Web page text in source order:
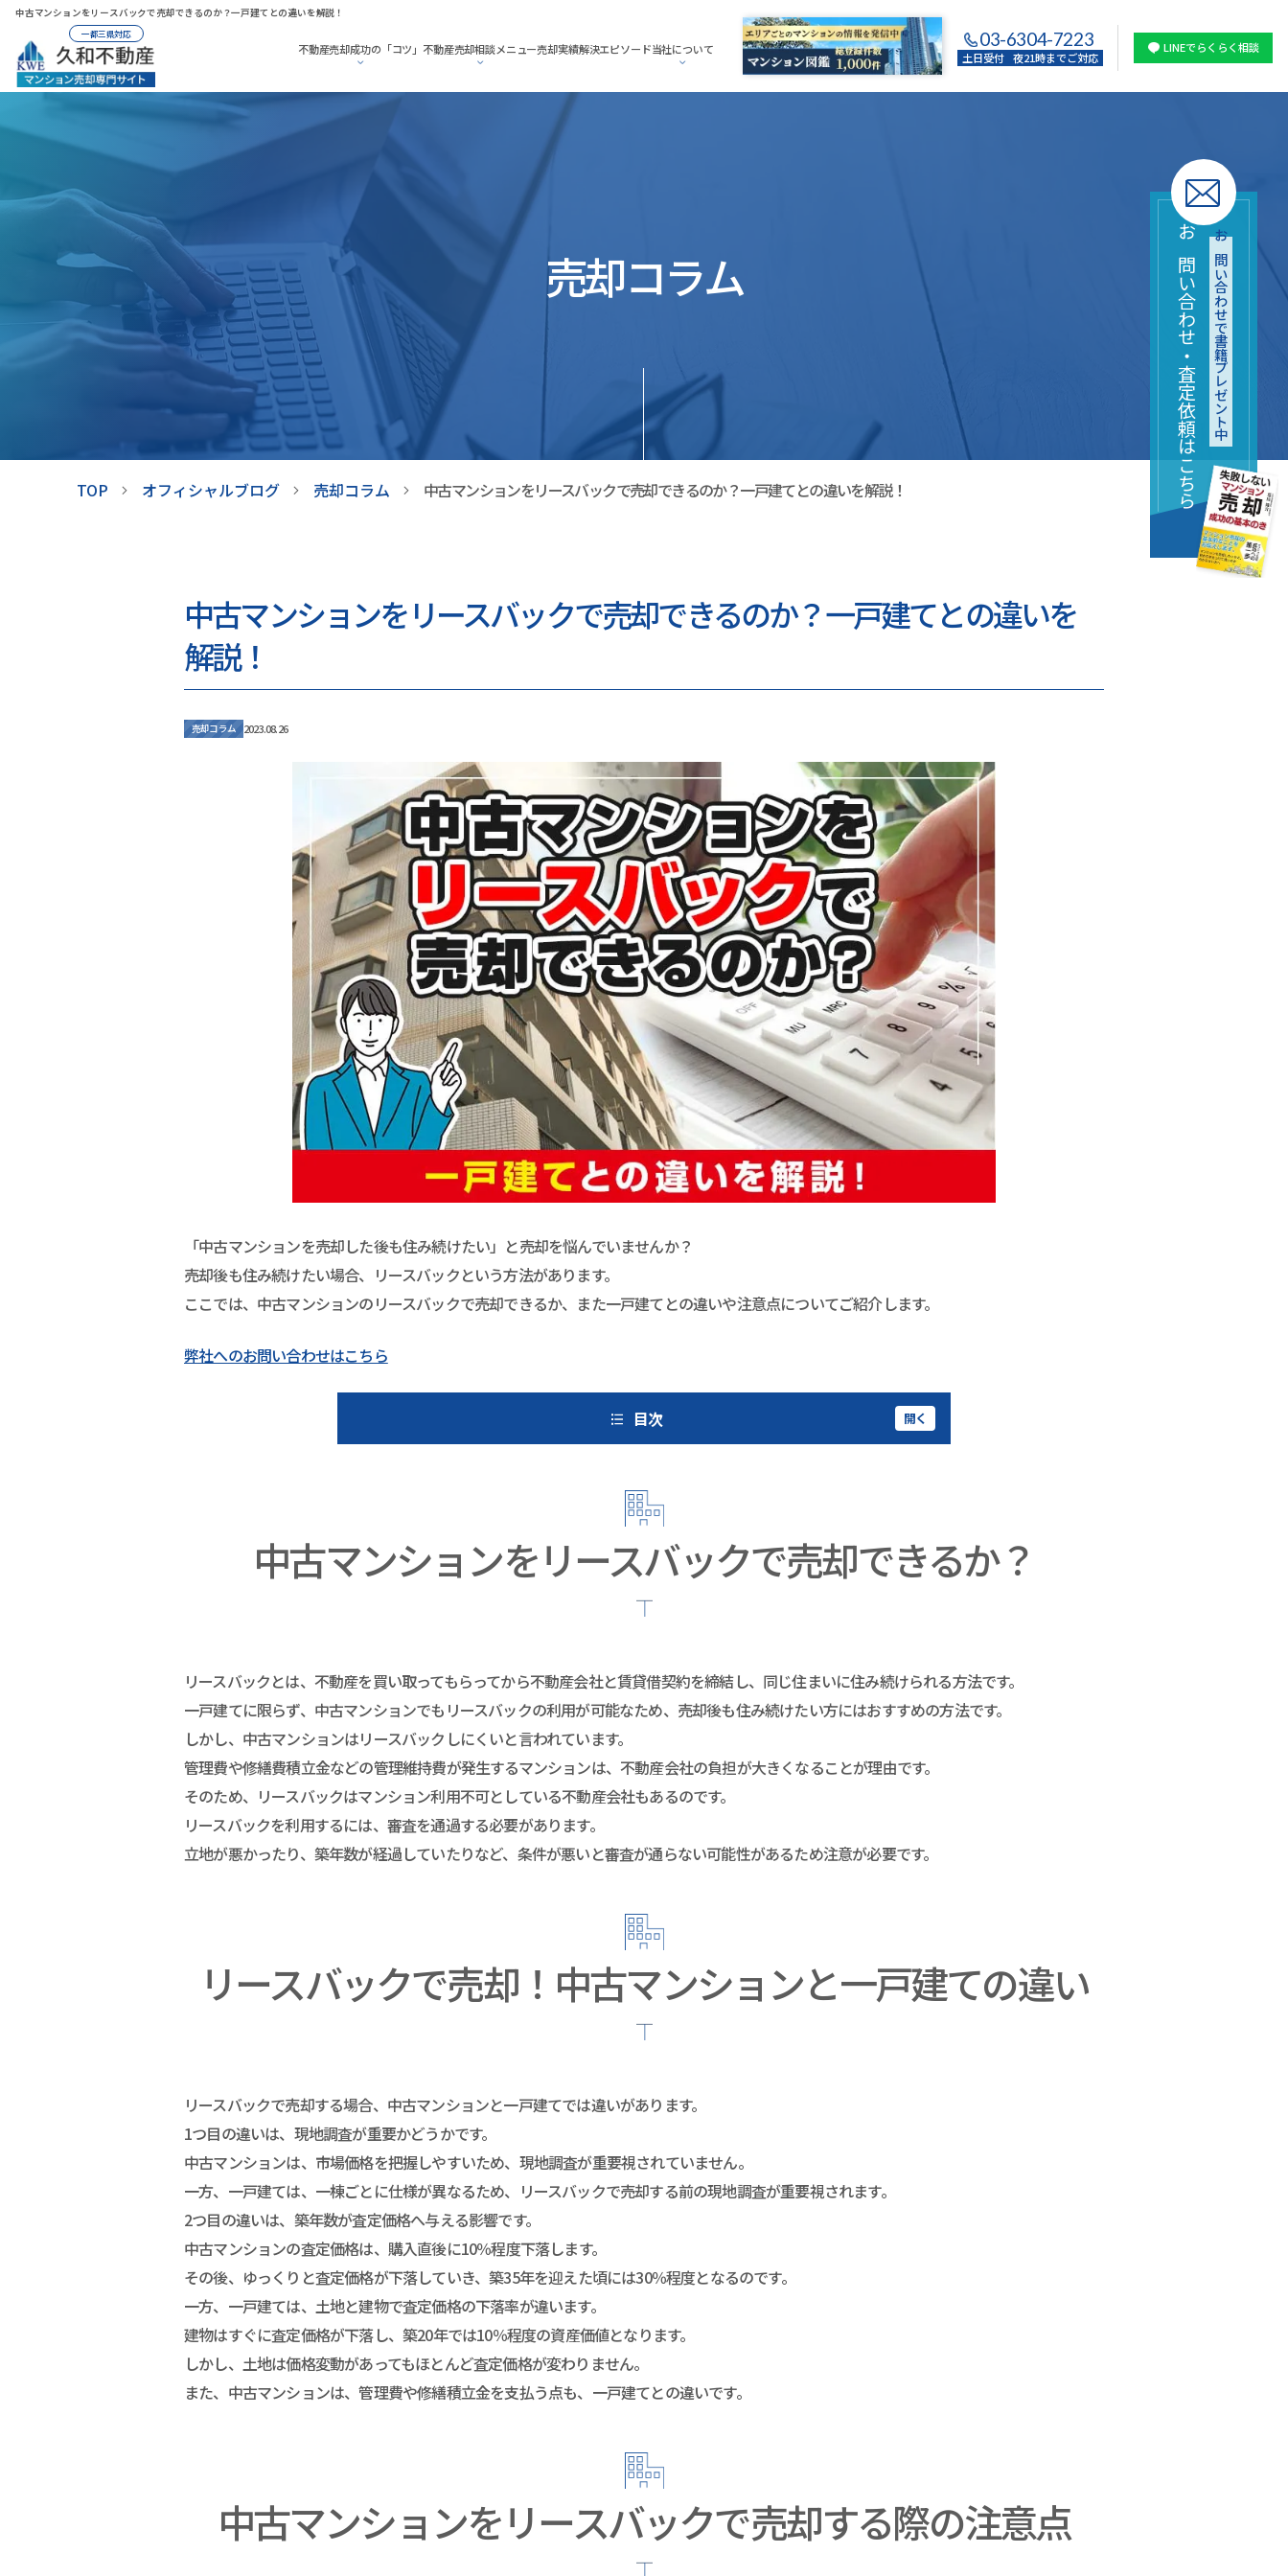
中古マンションをリースバックで売却できるのか？一戸建てとの違いを解説！
一都三県対応
不動産売却成功の「コツ」 不動産売却相談メニュー売却実績解決エピソード当社について 03-6304-7223
土日受付 夜21時までご対応
LINEでらくらく相談
お問い合わせで書籍プレゼント中
お問い合わせ・査定依頼はこちら
売却コラム
TOP オフィシャルブログ 売却コラム 中古マンションをリースバックで売却できるのか？一戸建てとの違いを解説！
中古マンションをリースバックで売却できるのか？一戸建てとの違いを
解説！
売却コラム 2023.08.26
「中古マンションを売却した後も住み続けたい」と売却を悩んでいませんか？
売却後も住み続けたい場合、リースバックという方法があります。
ここでは、中古マンションのリースバックで売却できるか、また一戸建てとの違いや注意点についてご紹介します。
弊社へのお問い合わせはこちら
目次 開く
中古マンションをリースバックで売却できるか？
リースバックとは、不動産を買い取ってもらってから不動産会社と賃貸借契約を締結し、同じ住まいに住み続けられる方法です。
一戸建てに限らず、中古マンションでもリースバックの利用が可能なため、売却後も住み続けたい方にはおすすめの方法です。
しかし、中古マンションはリースバックしにくいと言われています。
管理費や修繕費積立金などの管理維持費が発生するマンションは、不動産会社の負担が大きくなることが理由です。
そのため、リースバックはマンション利用不可としている不動産会社もあるのです。
リースバックを利用するには、審査を通過する必要があります。
立地が悪かったり、築年数が経過していたりなど、条件が悪いと審査が通らない可能性があるため注意が必要です。
リースバックで売却！中古マンションと一戸建ての違い
リースバックで売却する場合、中古マンションと一戸建てでは違いがあります。
1つ目の違いは、現地調査が重要かどうかです。
中古マンションは、市場価格を把握しやすいため、現地調査が重要視されていません。
一方、一戸建ては、一棟ごとに仕様が異なるため、リースバックで売却する前の現地調査が重要視されます。
2つ目の違いは、築年数が査定価格へ与える影響です。
中古マンションの査定価格は、購入直後に10％程度下落します。
その後、ゆっくりと査定価格が下落していき、築35年を迎えた頃には30％程度となるのです。
一方、一戸建ては、土地と建物で査定価格の下落率が違います。
建物はすぐに査定価格が下落し、築20年では10％程度の資産価値となります。
しかし、土地は価格変動があってもほとんど査定価格が変わりません。
また、中古マンションは、管理費や修繕積立金を支払う点も、一戸建てとの違いです。
中古マンションをリースバックで売却する際の注意点